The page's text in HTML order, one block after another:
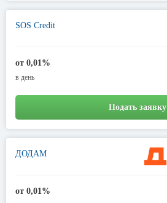
SOS Credit
от 0,01%
в день
Подать заявку
ДОДАМ
от 0,01%